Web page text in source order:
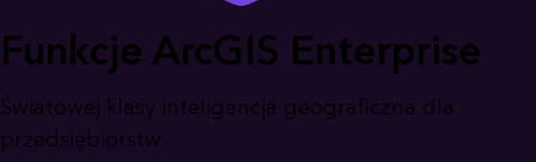
Funkcje ArcGIS Enterprise
Światowej klasy inteligencja geograficzna dla
przedsiębiorstw